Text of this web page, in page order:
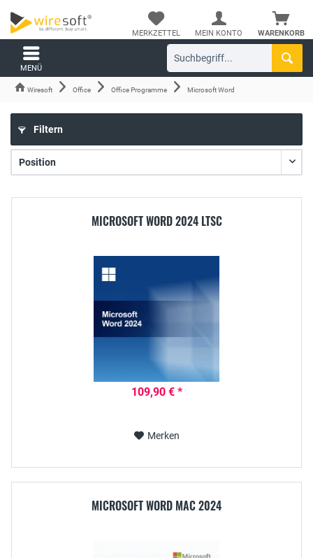
WARENKORB
MERKZETTEL MEIN KONTO
MENÜ
Wiresoft Office Office Programme Microsoft Word
Filtern
MICROSOFT WORD 2024 LTSC
109,90 € *
Merken
MICROSOFT WORD MAC 2024